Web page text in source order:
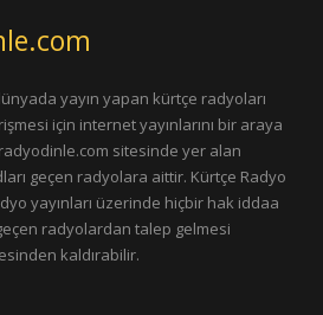
yayın yapan kürtçe radyoları
için internet yayınlarını bir araya
sitesinde yer alan
geçen radyolara aittir. Kürtçe Radyo
yayınları üzerinde hiçbir hak iddaa
radyolardan talep gelmesi
kaldırabilir.